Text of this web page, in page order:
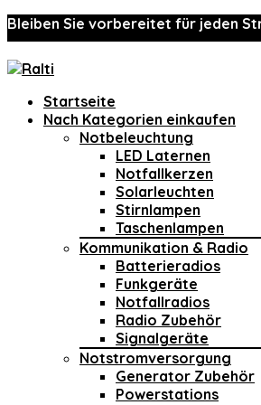
Bleiben Sie vorbereitet für jeden
Startseite
Nach Kategorien einkaufen
Notbeleuchtung
LED Laternen
Notfallkerzen
Solarleuchten
Stirnlampen
Taschenlampen
Kommunikation & Radio
Batterieradios
Funkgeräte
Notfallradios
Radio Zubehör
Signalgeräte
Notstromversorgung
Generator Zubehör
Powerstations